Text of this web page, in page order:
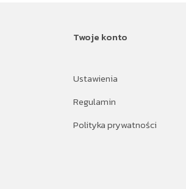
Twoje konto
Ustawienia
Regulamin
Polityka prywatności